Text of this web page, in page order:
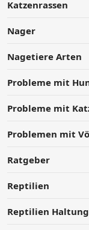
Katzenrassen
Nager
Nagetiere Arten
Probleme mit
Probleme mit
Problemen mit
Ratgeber
Reptilien
Reptilien Haltung